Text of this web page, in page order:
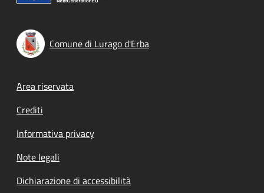
Comune di Lurago d'Erba
Footer menu
Area riservata
Crediti
Informativa privacy
Note legali
Dichiarazione di accessibilità